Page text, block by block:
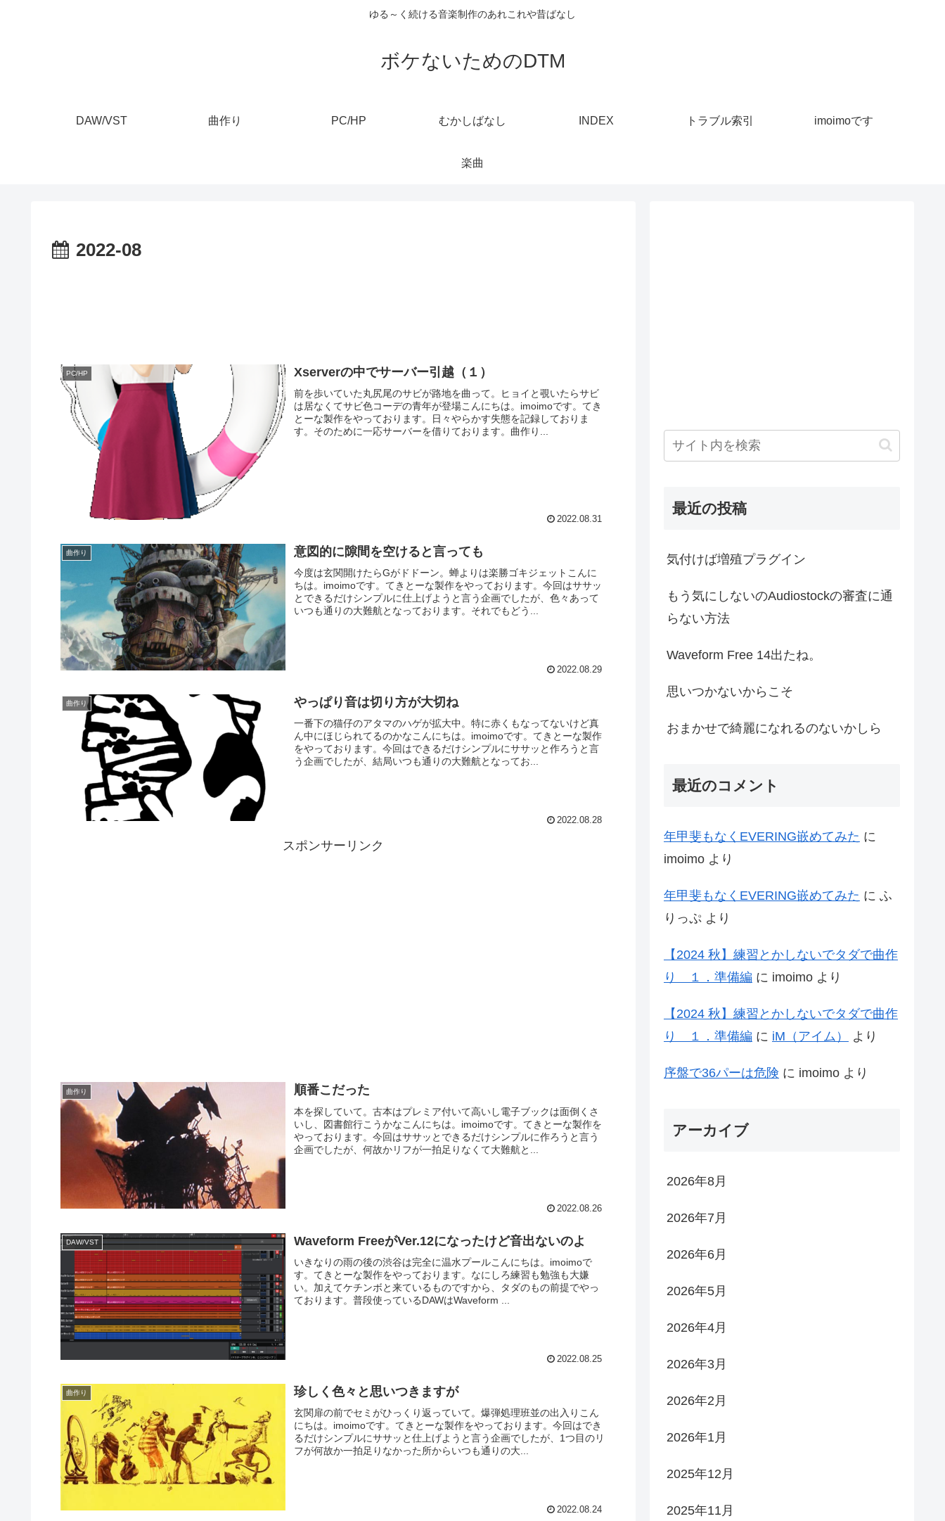
ゆる～く続ける音楽制作のあれこれや昔ばなし
ボケないためのDTM
DAW/VST 曲作り PC/HP むかしばなし INDEX トラブル索引 imoimoです
楽曲
2022-08
PC/HP Xserverの中でサーバー引越（１）
前を歩いていた丸尻尾のサビが路地を曲って。ヒョイと覗いたらサビ
は居なくてサビ色コーデの青年が登場こんにちは。imoimoです。てき
とーな製作をやっております。日々やらかす失態を記録しておりま
す。そのために一応サーバーを借りております。曲作り...
2022.08.31
曲作り 意図的に隙間を空けると言っても
今度は玄関開けたらGがドドーン。蝉よりは楽勝ゴキジェットこんに
ちは。imoimoです。てきとーな製作をやっております。今回はササッ
とできるだけシンプルに仕上げようと言う企画でしたが、色々あって
いつも通りの大難航となっております。それでもどう...
2022.08.29
曲作り やっぱり音は切り方が大切ね
一番下の猫仔のアタマのハゲが拡大中。特に赤くもなってないけど真
ん中にほじられてるのかなこんにちは。imoimoです。てきとーな製作
をやっております。今回はできるだけシンプルにササッと作ろうと言
う企画でしたが、結局いつも通りの大難航となってお...
2022.08.28
スポンサーリンク
曲作り 順番こだった
本を探していて。古本はプレミア付いて高いし電子ブックは面倒くさ
いし、図書館行こうかなこんにちは。imoimoです。てきとーな製作を
やっております。今回はササッとできるだけシンプルに作ろうと言う
企画でしたが、何故かリフが一拍足りなくて大難航と...
2022.08.26
DAW/VST Waveform FreeがVer.12になったけど音出ないのよ
いきなりの雨の後の渋谷は完全に温水プールこんにちは。imoimoで
す。てきとーな製作をやっております。なにしろ練習も勉強も大嫌
い。加えてケチンボと来ているものですから、タダのもの前提でやっ
ております。普段使っているDAWはWaveform ...
2022.08.25
曲作り 珍しく色々と思いつきますが
玄関扉の前でセミがひっくり返っていて。爆弾処理班並の出入りこん
にちは。imoimoです。てきとーな製作をやっております。今回はでき
るだけシンプルにササッと仕上げようと言う企画でしたが、1つ目のリ
フが何故か一拍足りなかった所からいつも通りの大...
2022.08.24
最近の投稿
気付けば増殖プラグイン
もう気にしないのAudiostockの審査に通
らない方法
Waveform Free 14出たね。
思いつかないからこそ
おまかせで綺麗になれるのないかしら
最近のコメント
年甲斐もなくEVERING嵌めてみた に
imoimo より
年甲斐もなくEVERING嵌めてみた に ふ
りっぷ より
【2024 秋】練習とかしないでタダで曲作
り １．準備編 に imoimo より
【2024 秋】練習とかしないでタダで曲作
り １．準備編 に iM（アイム） より
序盤で36パーは危険 に imoimo より
アーカイブ
2026年8月
2026年7月
2026年6月
2026年5月
2026年4月
2026年3月
2026年2月
2026年1月
2025年12月
2025年11月